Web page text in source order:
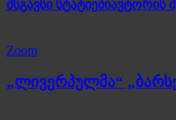
მსგავსი სტატიებიავტორის
Zoom
„ლივერპულმა“